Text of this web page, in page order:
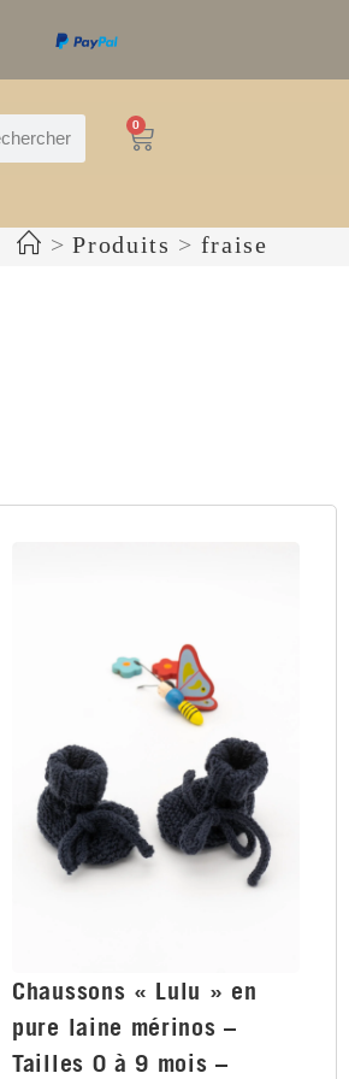
0
> Produits > fraise
Chaussons « Lulu » en
pure laine mérinos –
Tailles 0 à 9 mois –